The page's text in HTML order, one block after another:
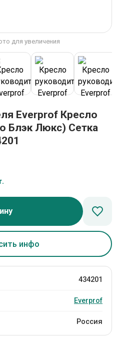
для увеличения
Everprof Кресло
Блэк Люкс) Сетка
инфо
434201
Everprof
Россия